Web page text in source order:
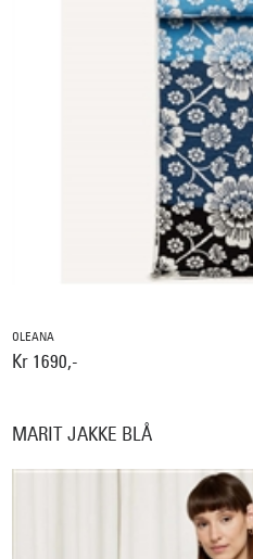
OLEANA
Kr 1690,-
MARIT JAKKE BLÅ